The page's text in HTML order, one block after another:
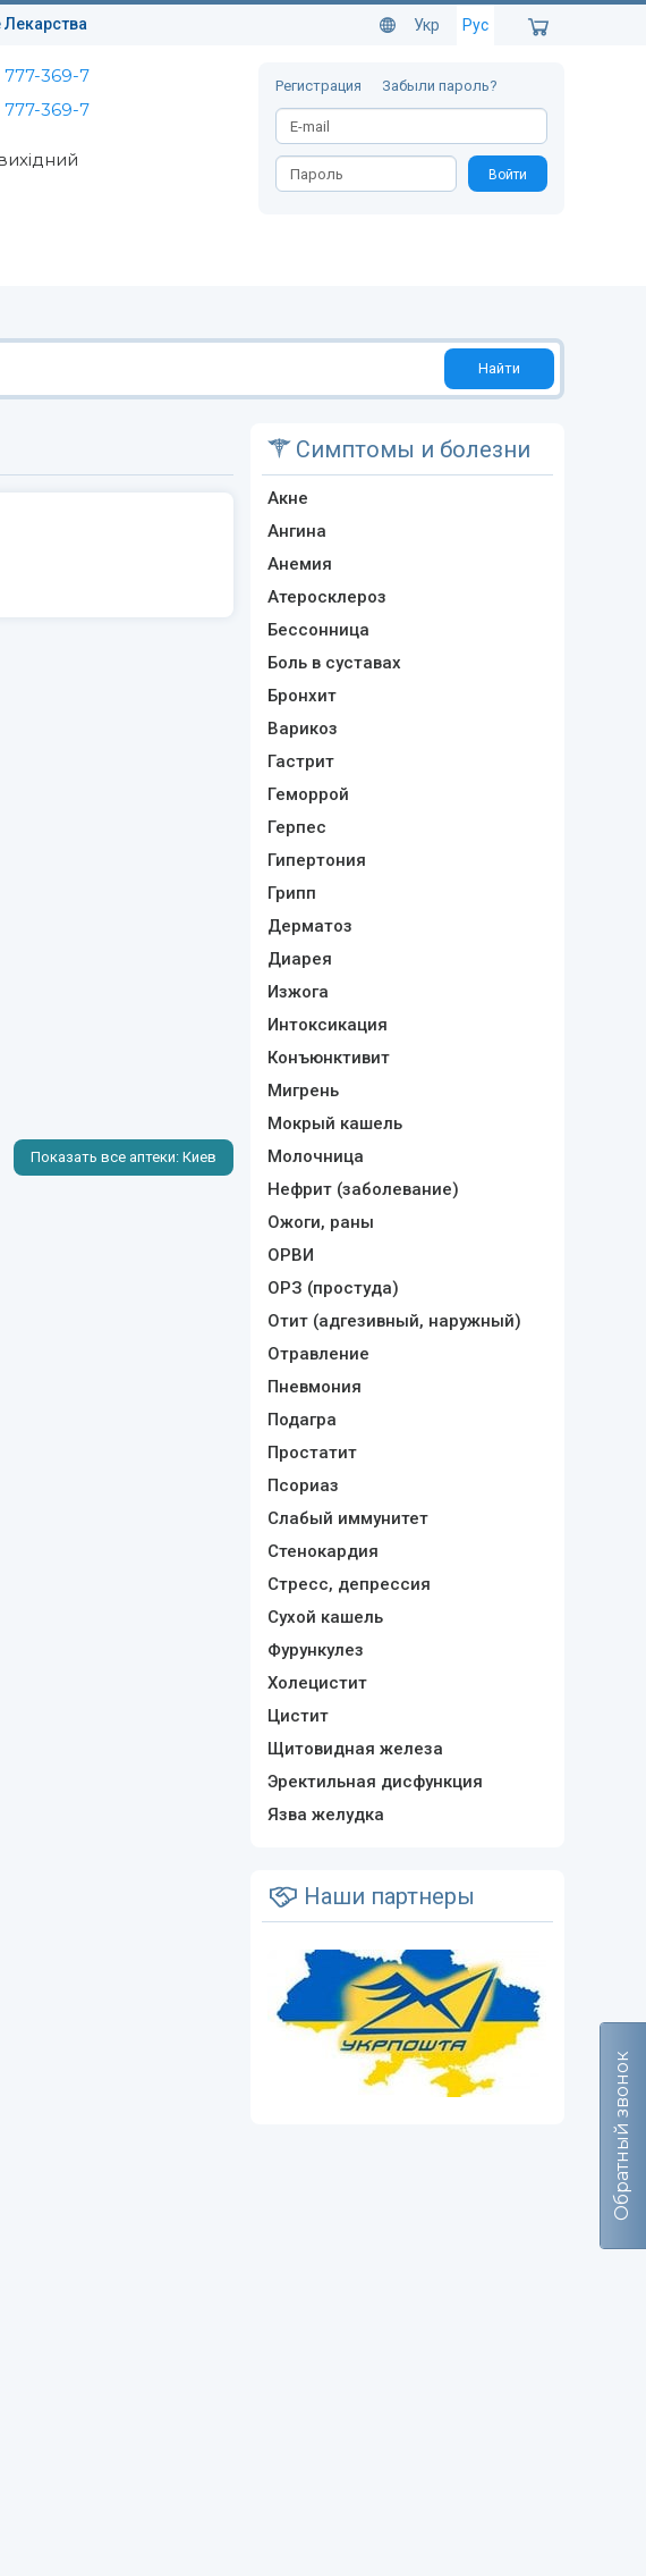
Укр Рус
777-369-7
777-369-7
Регистрация Забыли пароль?
Войти
Найти
Показать все аптеки: Киев
Симптомы и болезни
Акне
Ангина
Анемия
Атеросклероз
Бессонница
Боль в суставах
Бронхит
Варикоз
Гастрит
Геморрой
Герпес
Гипертония
Грипп
Дерматоз
Диарея
Изжога
Интоксикация
Конъюнктивит
Мигрень
Мокрый кашель
Молочница
Нефрит (заболевание)
Ожоги, раны
ОРВИ
ОРЗ (простуда)
Отит (адгезивный, наружный)
Отравление
Пневмония
Подагра
Простатит
Псориаз
Слабый иммунитет
Стенокардия
Стресс, депрессия
Сухой кашель
Фурункулез
Холецистит
Цистит
Щитовидная железа
Эректильная дисфункция
Язва желудка
Наши партнеры
Обратный звонок